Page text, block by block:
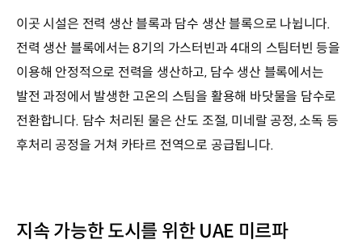
이곳 시설은 전력 생산 블록과 담수 생산 블록으로 나뉩니다.
전력 생산 블록에서는 8기의 가스터빈과 4대의 스팀터빈 등을
이용해 안정적으로 전력을 생산하고, 담수 생산 블록에서는
발전 과정에서 발생한 고온의 스팀을 활용해 바닷물을 담수로
전환합니다. 담수 처리된 물은 산도 조절, 미네랄 공정, 소독 등
후처리 공정을 거쳐 카타르 전역으로 공급됩니다.
지속 가능한 도시를 위한 UAE 미르파